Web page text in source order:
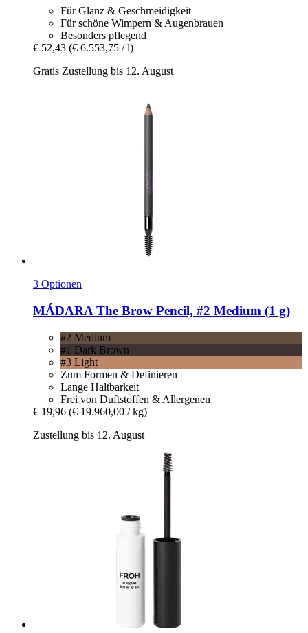
Für Glanz & Geschmeidigkeit
Für schöne Wimpern & Augenbrauen
Besonders pflegend
€ 52,43 (€ 6.553,75 / l)
Gratis Zustellung bis 12. August
3 Optionen
MÁDARA The Brow Pencil, #2 Medium (1 g)
#2 Medium
#1 Dark Brown
#3 Light
Zum Formen & Definieren
Lange Haltbarkeit
Frei von Duftstoffen & Allergenen
€ 19,96 (€ 19.960,00 / kg)
Zustellung bis 12. August